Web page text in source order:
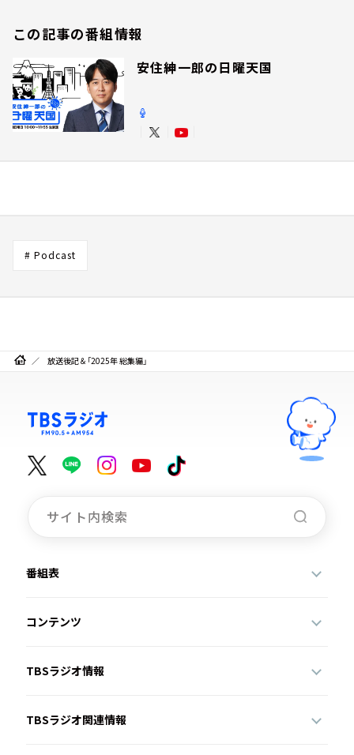
この記事の番組情報
安住紳一郎の日曜天国
# Podcast
放送後記＆「2025年 総集編」
番組表
コンテンツ
TBSラジオ情報
TBSラジオ関連情報